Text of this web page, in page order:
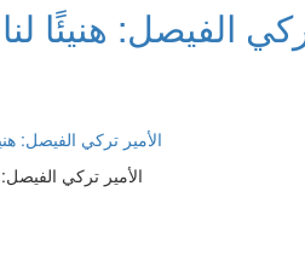
الفيصل: هنيئًا
الأمير تركي الفيصل: